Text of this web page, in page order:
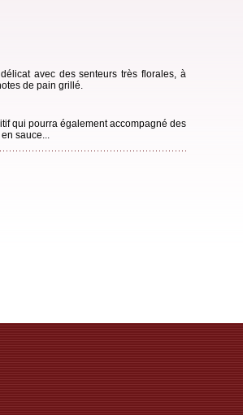
avec des senteurs très florales, à
de pain grillé.
qui pourra également accompagné des
sauce...